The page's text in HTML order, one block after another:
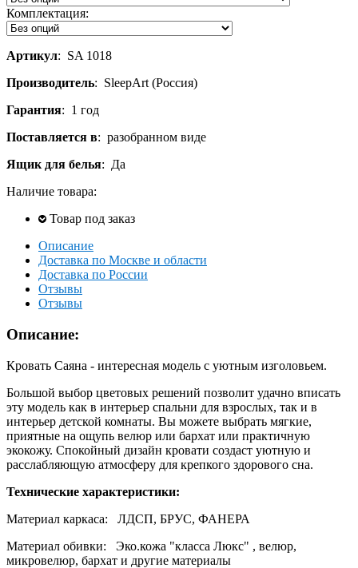
Комплектация:
Артикул: SA 1018
Производитель: SleepArt (Россия)
Гарантия: 1 год
Поставляется в: разобранном виде
Ящик для белья: Да
Наличие товара:
Товар под заказ
Описание
Доставка по Москве и области
Доставка по России
Отзывы
Отзывы
Описание:
Кровать Саяна - интересная модель с уютным изголовьем.
Большой выбор цветовых решений позволит удачно вписать
эту модель как в интерьер спальни для взрослых, так и в
интерьер детской комнаты. Вы можете выбрать мягкие,
приятные на ощупь велюр или бархат или практичную
экокожу. Спокойный дизайн кровати создаст уютную и
расслабляющую атмосферу для крепкого здорового сна.
Технические характеристики:
Материал каркаса: ЛДСП, БРУС, ФАНЕРА
Материал обивки: Эко.кожа "класса Люкс" , велюр,
микровелюр, бархат и другие материалы